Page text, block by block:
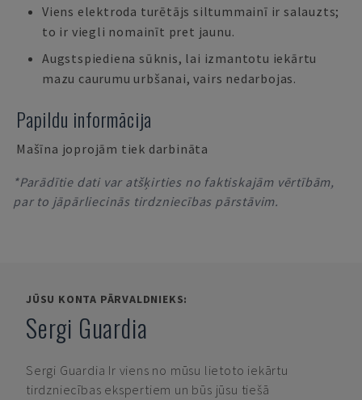
Viens elektroda turētājs siltummainī ir salauzts;
to ir viegli nomainīt pret jaunu.
Augstspiediena sūknis, lai izmantotu iekārtu
mazu caurumu urbšanai, vairs nedarbojas.
Papildu informācija
Mašīna joprojām tiek darbināta
*Parādītie dati var atšķirties no faktiskajām vērtībām,
par to jāpārliecinās tirdzniecības pārstāvim.
JŪSU KONTA PĀRVALDNIEKS:
Sergi Guardia
Sergi Guardia Ir viens no mūsu lietoto iekārtu
tirdzniecības ekspertiem un būs jūsu tiešā